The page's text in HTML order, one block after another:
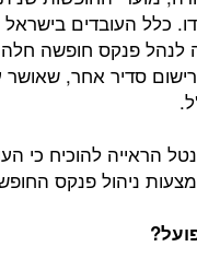
כלל העובדים
לנהל פנקס חופשה
סדיר אחר,
הראייה להוכיח כי
ניהול פנקס